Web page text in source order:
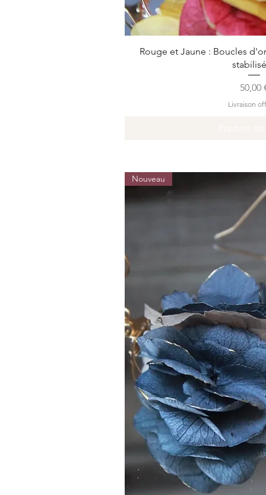
Aperçu
Rouge et Jaune : Boucles
Prix
50,00
Livraison
Nouveau